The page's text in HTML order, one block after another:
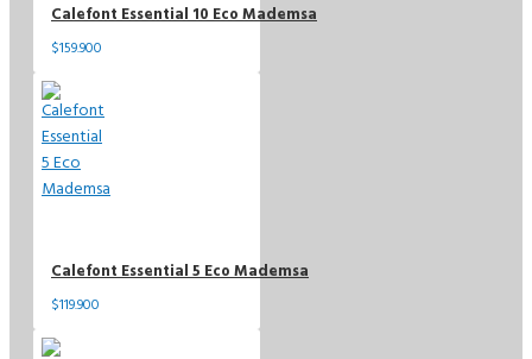
Calefont Essential 10 Eco Mademsa
$159.900
Calefont Essential 5 Eco Mademsa
$119.900